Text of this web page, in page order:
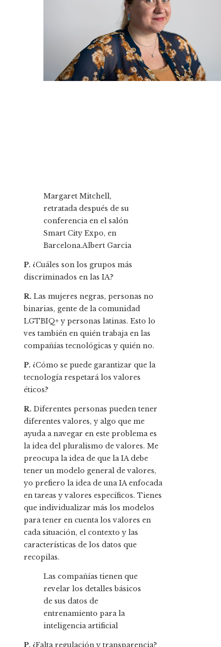
Margaret Mitchell,
retratada después de su
conferencia en el salón
Smart City Expo, en
Barcelona.Albert Garcia
P. ¿Cuáles son los grupos más
discriminados en las IA?
R. Las mujeres negras, personas no
binarias, gente de la comunidad
LGTBIQ+ y personas latinas. Esto lo
ves también en quién trabaja en las
compañías tecnológicas y quién no.
P. ¿Cómo se puede garantizar que la
tecnología respetará los valores
éticos?
R. Diferentes personas pueden tener
diferentes valores, y algo que me
ayuda a navegar en este problema es
la idea del pluralismo de valores. Me
preocupa la idea de que la IA debe
tener un modelo general de valores,
yo prefiero la idea de una IA enfocada
en tareas y valores específicos. Tienes
que individualizar más los modelos
para tener en cuenta los valores en
cada situación, el contexto y las
características de los datos que
recopilas.
Las compañías tienen que
revelar los detalles básicos
de sus datos de
entrenamiento para la
inteligencia artificial